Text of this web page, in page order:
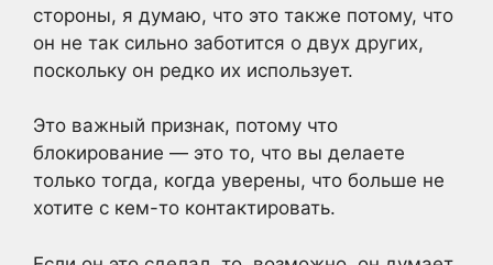
стороны, я думаю, что это также потому, что
он не так сильно заботится о двух других,
поскольку он редко их использует.
Это важный признак, потому что
блокирование — это то, что вы делаете
только тогда, когда уверены, что больше не
хотите с кем-то контактировать.